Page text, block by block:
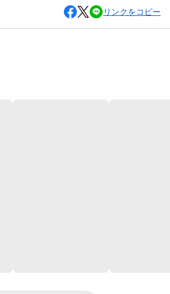
リンクをコピー